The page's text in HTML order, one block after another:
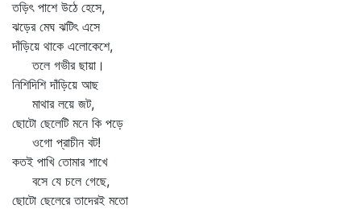
তড়িৎ পাশে উঠে হেসে,
ঝড়ের মেঘ ঝটিৎ এসে
দাঁড়িয়ে থাকে এলোকেশে,
তলে গভীর ছায়া।
নিশিদিশি দাঁড়িয়ে আছ
মাথার লয়ে জট,
ছোটো ছেলেটি মনে কি পড়ে
ওগো প্রাচীন বট!
কতই পাখি তোমার শাখে
বসে যে চলে গেছে,
ছোটো ছেলেরে তাদেরই মতো